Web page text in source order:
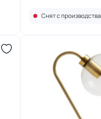
Снят с производства